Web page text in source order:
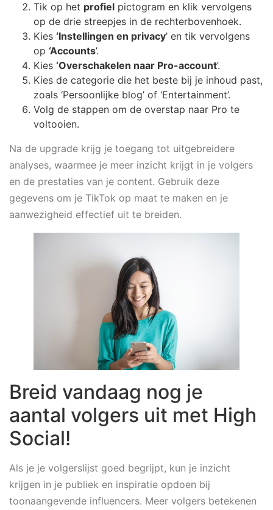
Tik op het profiel pictogram en klik vervolgens
op de drie streepjes in de rechterbovenhoek.
Kies ‘Instellingen en privacy’ en tik vervolgens
op ‘Accounts’.
Kies ‘Overschakelen naar Pro-account’.
Kies de categorie die het beste bij je inhoud past,
zoals ‘Persoonlijke blog’ of ‘Entertainment’.
Volg de stappen om de overstap naar Pro te
voltooien.
Na de upgrade krijg je toegang tot uitgebreidere
analyses, waarmee je meer inzicht krijgt in je volgers
en de prestaties van je content. Gebruik deze
gegevens om je TikTok op maat te maken en je
aanwezigheid effectief uit te breiden.
Breid vandaag nog je
aantal volgers uit met High
Social!
Als je je volgerslijst goed begrijpt, kun je inzicht
krijgen in je publiek en inspiratie opdoen bij
toonaangevende influencers. Meer volgers betekenen